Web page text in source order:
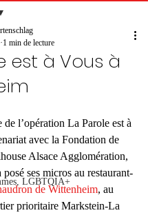
LGBTQIA+
est à Vous à
1 min de lecture
avec la Fondation de
Alsace Agglomération,
ses micros au restaurant-
de Wittenheim, au
prioritaire Markstein-La